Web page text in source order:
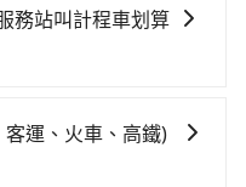
時間約15分鐘，再乘
從新竹站前往苗栗高
泰安鄉) 的目的地。全
假設3位同行，高鐵加
車），最重要的是你
租隨借的iRent應該是
費預估為
假日、車款差異、抵
務站叫計程車划算
等，如果在路邊攔不
站附近的計程車隊，
運、火車、高鐵)